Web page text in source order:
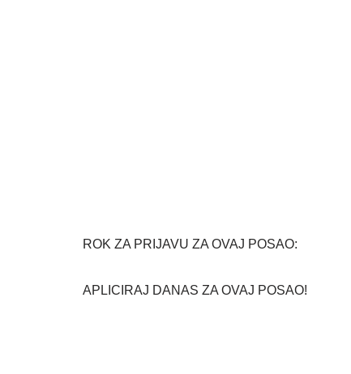
ROK ZA PRIJAVU ZA OVAJ POSAO:
APLICIRAJ DANAS ZA OVAJ POSAO!